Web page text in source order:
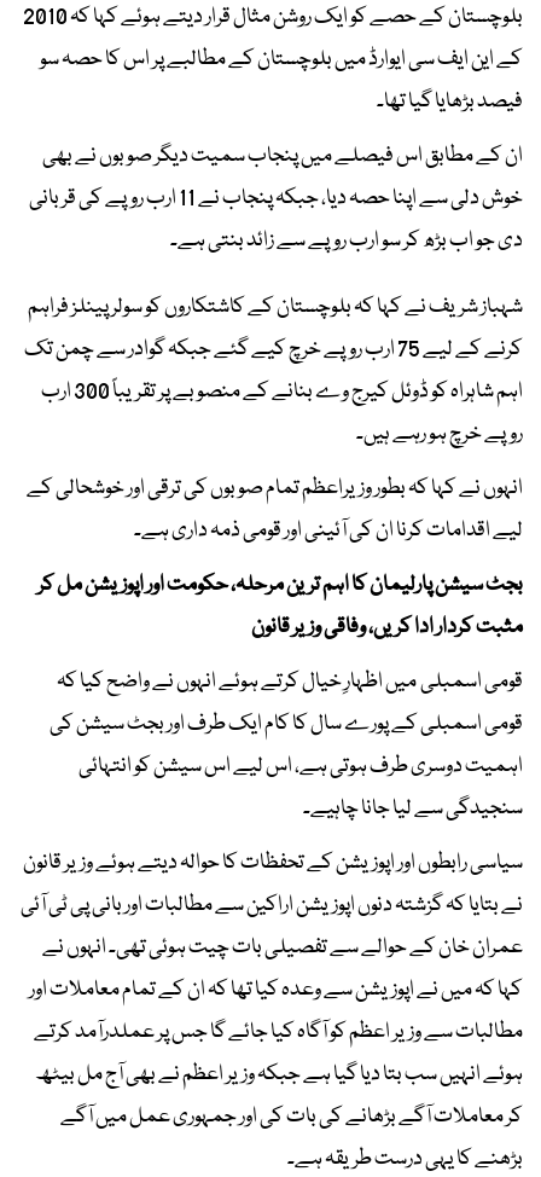
بلوچستان کے حصے کو ایک روشن مثال قرار دیتے ہوئے کہا کہ 2010
کے این ایف سی ایوارڈ میں بلوچستان کے مطالبے پر اس کا حصہ سو
فیصد بڑھایا گیا تھا۔
ان کے مطابق اس فیصلے میں پنجاب سمیت دیگر صوبوں نے بھی
خوش دلی سے اپنا حصہ دیا، جبکہ پنجاب نے 11 ارب روپے کی قربانی
دی جو اب بڑھ کر سو ارب روپے سے زائد بنتی ہے۔
شہباز شریف نے کہا کہ بلوچستان کے کاشتکاروں کو سولر پینلز فراہم
کرنے کے لیے 75 ارب روپے خرچ کیے گئے جبکہ گوادر سے چمن تک
اہم شاہراہ کو ڈوئل کیرج وے بنانے کے منصوبے پر تقریباً 300 ارب
روپے خرچ ہو رہے ہیں۔
انہوں نے کہا کہ بطور وزیراعظم تمام صوبوں کی ترقی اور خوشحالی کے
لیے اقدامات کرنا ان کی آئینی اور قومی ذمہ داری ہے۔
بجٹ سیشن پارلیمان کا اہم ترین مرحلہ، حکومت اور اپوزیشن مل کر
مثبت کردار ادا کریں، وفاقی وزیر قانون
قومی اسمبلی میں اظہارِ خیال کرتے ہوئے انہوں نے واضح کیا کہ
قومی اسمبلی کے پورے سال کا کام ایک طرف اور بجٹ سیشن کی
اہمیت دوسری طرف ہوتی ہے، اس لیے اس سیشن کو انتہائی
سنجیدگی سے لیا جانا چاہیے۔
سیاسی رابطوں اور اپوزیشن کے تحفظات کا حوالہ دیتے ہوئے وزیر قانون
نے بتایا کہ گزشتہ دنوں اپوزیشن اراکین سے مطالبات اور بانی پی ٹی آئی
عمران خان کے حوالے سے تفصیلی بات چیت ہوئی تھی۔ انہوں نے
کہا کہ میں نے اپوزیشن سے وعدہ کیا تھا کہ ان کے تمام معاملات اور
مطالبات سے وزیر اعظم کو آگاہ کیا جائے گا جس پر عملدرآمد کرتے
ہوئے انہیں سب بتا دیا گیا ہے جبکہ وزیر اعظم نے بھی آج مل بیٹھ
کر معاملات آگے بڑھانے کی بات کی اور جمہوری عمل میں آگے
بڑھنے کا یہی درست طریقہ ہے۔